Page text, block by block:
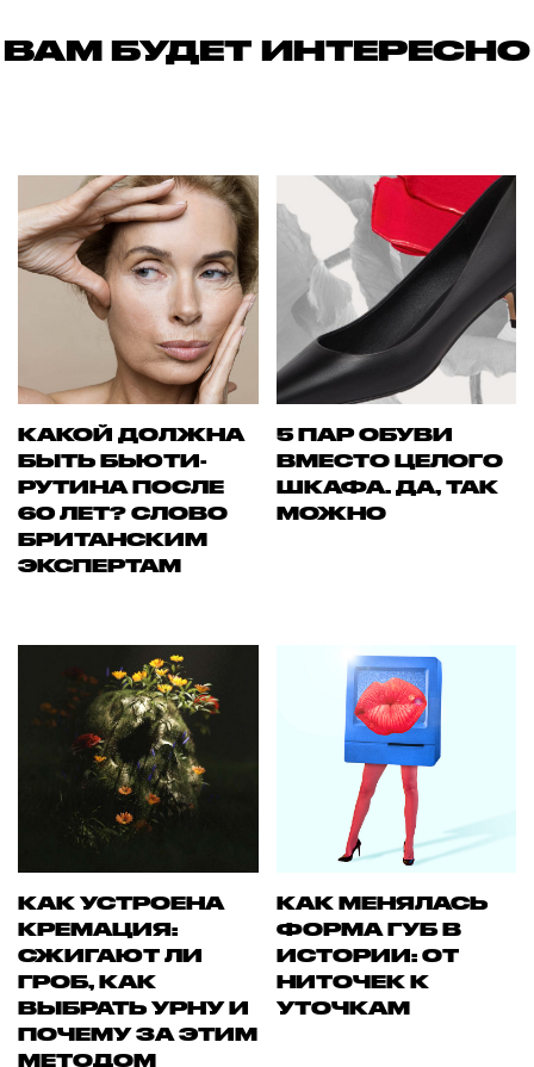
ВАМ БУДЕТ ИНТЕРЕСНО
КАКОЙ ДОЛЖНА
БЫТЬ БЬЮТИ-
РУТИНА ПОСЛЕ
60 ЛЕТ? СЛОВО
БРИТАНСКИМ
ЭКСПЕРТАМ
5 ПАР ОБУВИ
ВМЕСТО ЦЕЛОГО
ШКАФА. ДА, ТАК
МОЖНО
КАК УСТРОЕНА
КРЕМАЦИЯ:
СЖИГАЮТ ЛИ
ГРОБ, КАК
ВЫБРАТЬ УРНУ И
ПОЧЕМУ ЗА ЭТИМ
МЕТОДОМ
КАК МЕНЯЛАСЬ
ФОРМА ГУБ В
ИСТОРИИ: ОТ
НИТОЧЕК К
УТОЧКАМ